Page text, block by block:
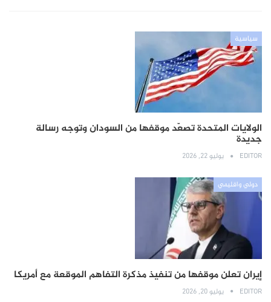
سياسية
الولايات المتحدة تصعّد موقفها من السودان وتوجه رسالة
جديدة
EDITOR يوليو 22, 2026
دولي واقليمي
إيران تعلن موقفها من تنفيذ مذكرة التفاهم الموقعة مع أمريكا
EDITOR يوليو 20, 2026